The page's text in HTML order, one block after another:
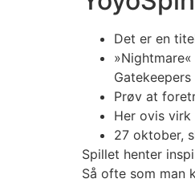
Det er en
Prøv at
Her ovis
27 oktober,
Spillet henter
Så ofte som man